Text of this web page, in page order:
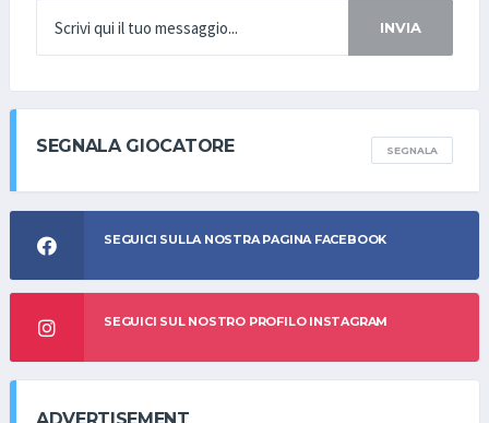
INVIA
SEGNALA GIOCATORE SEGNALA
SEGUICI SULLA NOSTRA PAGINA FACEBOOK
SEGUICI SUL NOSTRO PROFILO INSTAGRAM